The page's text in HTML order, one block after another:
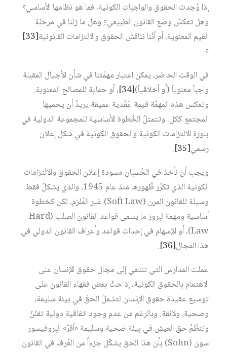
إذا وُجدت الحقوق والواجبات الكونية، فما هو نظامها الأساسي؟
وهل تعكسُ وضع القانون الطبيعي؟ وهل ما زلنا في مرحلة
القيم المعنوية، أم أنّنا نناقش الحقوق والالتزامات القانونية‏[33]
؟
في الوقت الحاضر، يمكن اعتبار مهمّتنا في شأن الأجيال المقبلة
واجباً معنوياً (أو أخلاقياً)‏[34]
، أو حماية للمصالح المعنوية.
وتعكس هذه المهمّة قيمة عَقْدية عميقة يريدُ أن يحميها
المجتمع ككل. وتتمثلُ الخُطوة الأساسية للمجموعة الدولية في
بلورة الالتزامات الكونية والحقوق الكونية في شكل إعلان
رسمي‏[35]
.
ويجب أن نأخذ في الحُسبان مسودة إعلان الحقوق والالتزامات
الكونية الذي تكرّر ظُهورها منذ عام 1945، والذي يشكلُ فقط
وسيلة للقانون المرن (Soft Law) غير المُلزم، لكن كخطوة
أساسية ومهمة لبروز ما يسمى قواعد القانون الصلب (Hard
Law)، أو الإسهام في إحداث قواعد وأعراف القانون الدولي في
هذا المجال‏[36]
.
عملت المدارس التي تنتمي إلى مجال حقوق الإنسان على
الاهتمام بالحقوق الكونية، إذ حثّ بعض فقهاء القانون على
توسيع عقيدة حقوق الإنسان لتشملَ الحقّ في بيئة سليمة،
وصحية، ولائقة. وبالرغم من عدم وجود اتفاقية دولية تقنّنُ
وتنظّمُ حق العيش في بيئة صحية وسليمة «أقرّ» البروفيسور
سون (Sohn) بأن هذا الحق يشكّل جزءاً من العُرف في القانون